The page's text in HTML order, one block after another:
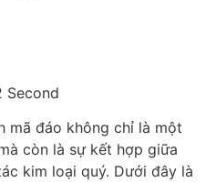
Second
mã đáo không chỉ là một
còn là sự kết hợp giữa
kim loại quý. Dưới đây là